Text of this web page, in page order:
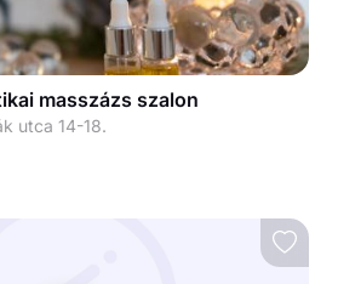
masszázs szalon
utca 14-18.